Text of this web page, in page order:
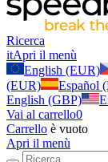
Ricerca
itApri il menù
English (EUR)
(EUR)
Español
English (GBP)
Vai al carrello0
Carrello è vuoto
Apri il menù